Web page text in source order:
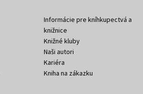
Informácie pre kníhkupectvá a
knižnice
Knižné kluby
Naši autori
Kariéra
Kniha na zákazku